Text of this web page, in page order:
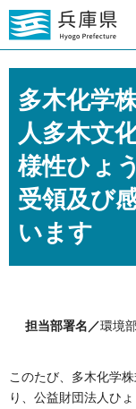
多木化学
人多木文
様性ひょ
受領及び
います
担当部署名／環境
このたび、多木化学
り、公益財団法人ひ